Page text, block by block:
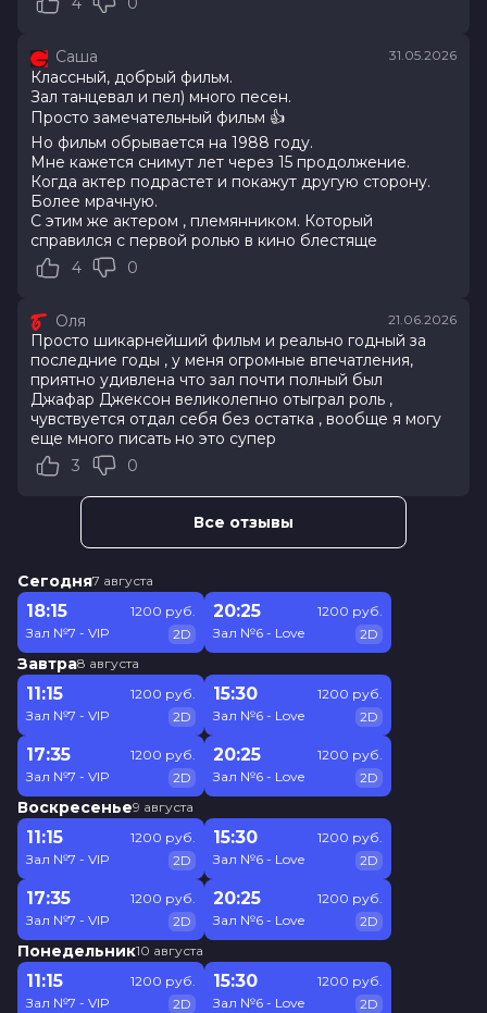
Страна
Слоган
—
Режиссер
Антуан Фукуа
Актеры
Джаафар Джексон, Джулиано
Вальди, Колман Доминго, Ниа Лонг,
Майлз Теллер, Кендрик Сэмпсон, Кэт
Грэм, Лора Хэрриер, Лоренц Тейт,
Дерек Люк
Продюсеры
Джон Бранка, Грэм Кинг, Джон
Сценаристы
Длительность
В прокате
с 5 августа до 12 августа
Меморандум
до 3 июня
Саша 31.05.2026
Классный, добрый фильм.
Зал танцевал и пел) много песен.
Просто замечательный фильм 👍
Но фильм обрывается на 1988 году.
Мне кажется снимут лет через 15 продолжение.
Когда актер подрастет и покажут другую сторону.
Более мрачную.
С этим же актером , племянником. Который
справился с первой ролью в кино блестяще
4
0
Оля 21.06.2026
Просто шикарнейший фильм и реально годный за
последние годы , у меня огромные впечатления,
приятно удивлена что зал почти полный был
Джафар Джексон великолепно отыграл роль ,
чувствуется отдал себя без остатка , вообще я могу
еще много писать но это супер
3
0
Все отзывы
Сегодня7 августа
18:15
Зал №7 - VIP
1200 руб.
2D
20:25
Зал №6 - Love
1200 руб.
2D
Завтра8 августа
11:15
Зал №7 - VIP
1200 руб.
2D
15:30
Зал №6 - Love
1200 руб.
2D
17:35
Зал №7 - VIP
1200 руб.
2D
20:25
Зал №6 - Love
1200 руб.
2D
Воскресенье9 августа
11:15
Зал №7 - VIP
1200 руб.
2D
15:30
Зал №6 - Love
1200 руб.
2D
17:35
Зал №7 - VIP
1200 руб.
2D
20:25
Зал №6 - Love
1200 руб.
2D
Понедельник10 августа
11:15
Зал №7 - VIP
1200 руб.
2D
15:30
Зал №6 - Love
1200 руб.
2D